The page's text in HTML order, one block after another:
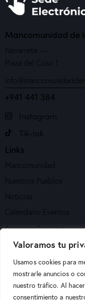
Valoramos tu
Usamos cookies para
mostrarle anuncios o
nuestro tráfico. Al
consentimiento a
Mancomunidad de
Navarrete —
Plaza del Coso 1
+941 441 384
Instagram
Tik-tok
Links
Mancomunidad
Nuestros Pueblos
Noticias
Calendario Eventos
Servicios Sociales
Empleo Local
Turismo
Contacto